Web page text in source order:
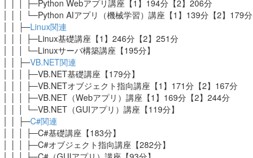
│ │ │ ├─Python Webアプリ講座【1】194分【2】206分
│ │ │ └─Python AIアプリ（機械学習）講座【1】139分【2】179分
│ │ ├─Linux関連
│ │ │ ├─Linux基礎講座【1】246分【2】251分
│ │ │ └─Linuxサーバ構築講座【195分】
│ │ ├─VB.NET関連
│ │ │ ├─VB.NET基礎講座【179分】
│ │ │ ├─VB.NETオブジェクト指向講座【1】171分【2】167分
│ │ │ ├─VB.NET（Webアプリ）講座【1】169分【2】244分
│ │ │ └─VB.NET（GUIアプリ）講座【119分】
│ │ ├─C#関連
│ │ │ ├─C#基礎講座【183分】
│ │ │ ├─C#オブジェクト指向講座【282分】